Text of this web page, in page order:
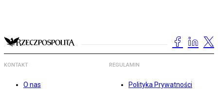
KONTAKT
O nas
REGULAMIN
Polityka Prywatności